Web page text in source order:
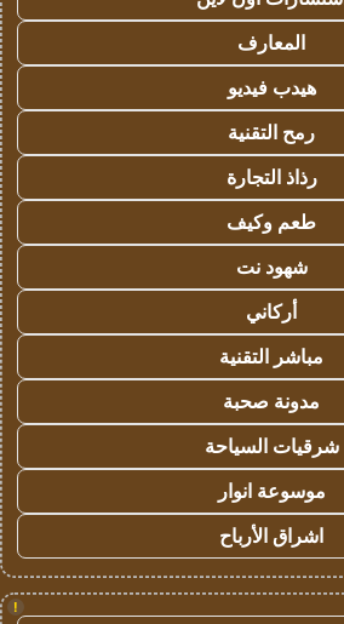
المعارف
هيدب فيديو
رمح التقنية
رذاذ التجارة
طعم وكيف
شهود نت
أركاني
مباشر التقنية
مدونة صحبة
شرقيات السياحة
موسوعة انوار
اشراق الأرباح
!